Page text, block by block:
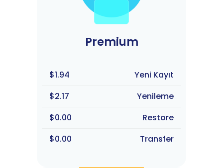
Premium
$1.94
Yeni Kayıt
$2.17
Yenileme
$0.00
Restore
$0.00
Transfer